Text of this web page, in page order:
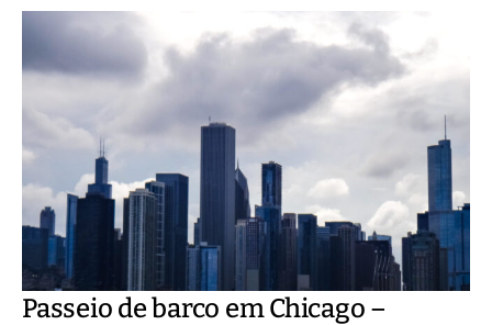
Passeio de barco em Chicago –